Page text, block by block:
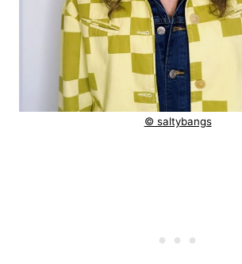
© saltybangs